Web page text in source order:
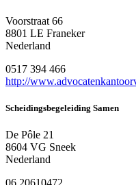
Voorstraat 66
8801 LE Franeker
Nederland
0517 394 466
http://
Scheidingsbegeleiding Samen
De Pôle 21
8604 VG Sneek
Nederland